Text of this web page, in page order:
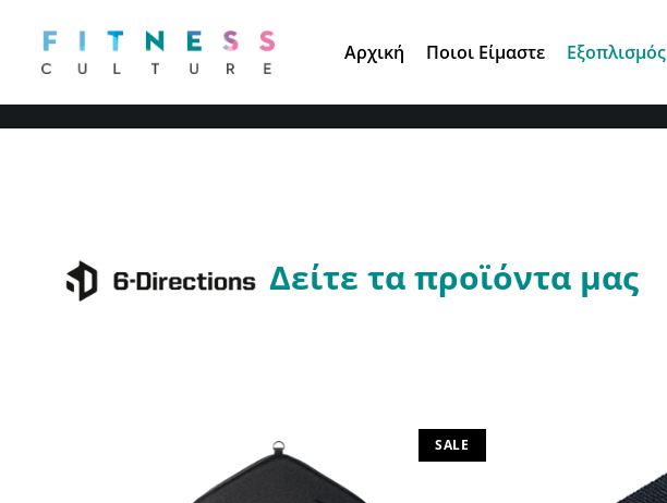
Τηλ. Παραγγελίες: 210 671 3891
Αρχική Ποιοι Είμαστε Εξοπλισμός
Δείτε τα προϊόντα μας
SALE